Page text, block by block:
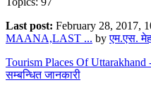
Last post: February 28, 2017,
MAANA,LAST ... byएम.एस.
Tourism Places Of
सम्बन्धित जानकारी